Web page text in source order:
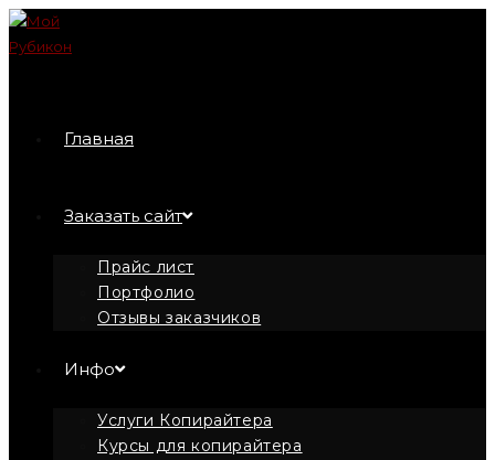
Перейти
к
Главная
Заказать сайт
Прайс лист
Портфолио
Отзывы заказчиков
Инфо
Услуги Копирайтера
Курсы для копирайтера